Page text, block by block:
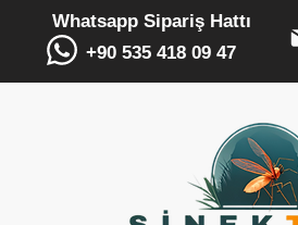
+90 535 418 09 47
Whatsapp Sipariş Hattı